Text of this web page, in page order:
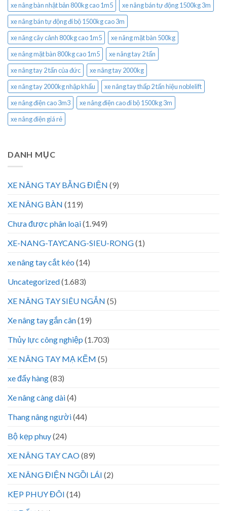
xe nâng bàn nhật bản 800kg cao 1m5
xe nâng bán tự động 1500kg 3m
xe nâng bán tự động đi bộ 1500kg cao 3m
xe nâng cây cảnh 800kg cao 1m5
xe nâng mặt bàn 500kg
xe nâng mặt bàn 800kg cao 1m5
xe nâng tay 2 tấn
xe nâng tay 2 tấn của đức
xe nâng tay 2000kg
xe nâng tay 2000kg nhập khẩu
xe nâng tay thấp 2 tấn hiệu noblelift
xe nâng điện cao 3m3
xe nâng điện cao đi bộ 1500kg 3m
xe nâng điện giá rẻ
DANH MỤC
XE NÂNG TAY BẰNG ĐIỆN (9)
XE NÂNG BÀN (119)
Chưa được phân loại(1.949)
XE-NANG-TAYCANG-SIEU-RONG(1)
xe nâng tay cắt kéo (14)
Uncategorized(1.683)
XE NÂNG TAY SIÊU NGẮN (5)
Xe nâng tay gắn cân(19)
Thủy lực công nghiệp (1.703)
XE NÂNG TAY MẠ KẼM (5)
xe đẩy hàng(83)
Xe nâng càng dài(4)
Thang nâng người(44)
Bộ kẹp phuy(24)
XE NÂNG TAY CAO(89)
XE NÂNG ĐIỆN NGỒI LÁI (2)
KẸP PHUY ĐÔI (14)